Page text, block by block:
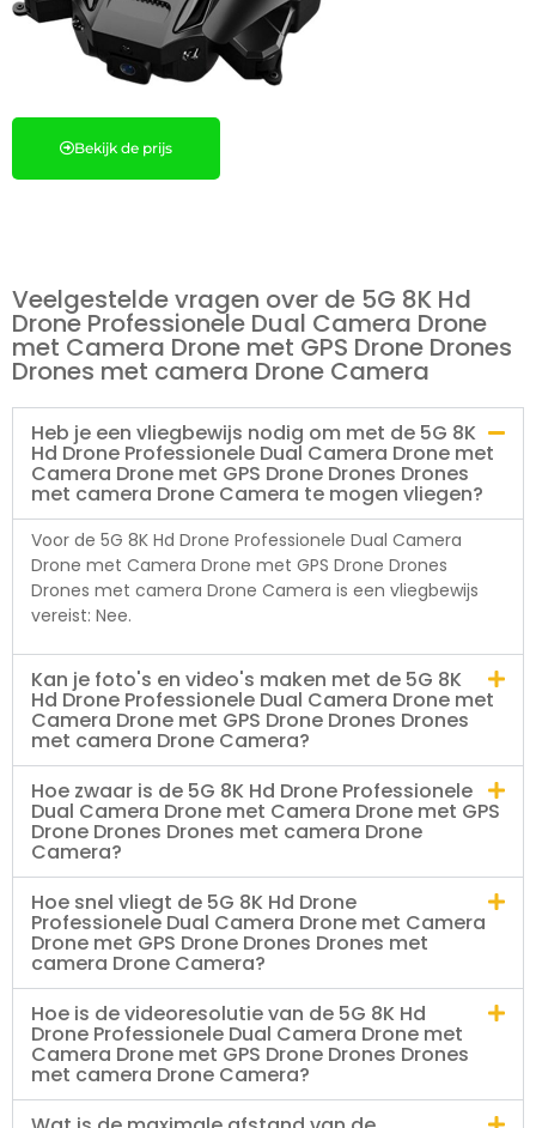
Bekijk de prijs
Veelgestelde vragen over de 5G 8K Hd
Drone Professionele Dual Camera Drone
met Camera Drone met GPS Drone Drones
Drones met camera Drone Camera
Heb je een vliegbewijs nodig om met de 5G 8K
Hd Drone Professionele Dual Camera Drone met
Camera Drone met GPS Drone Drones Drones
met camera Drone Camera te mogen vliegen?
Voor de 5G 8K Hd Drone Professionele Dual Camera
Drone met Camera Drone met GPS Drone Drones
Drones met camera Drone Camera is een vliegbewijs
vereist: Nee.
Kan je foto's en video's maken met de 5G 8K
Hd Drone Professionele Dual Camera Drone met
Camera Drone met GPS Drone Drones Drones
met camera Drone Camera?
Hoe zwaar is de 5G 8K Hd Drone Professionele
Dual Camera Drone met Camera Drone met GPS
Drone Drones Drones met camera Drone
Camera?
Hoe snel vliegt de 5G 8K Hd Drone
Professionele Dual Camera Drone met Camera
Drone met GPS Drone Drones Drones met
camera Drone Camera?
Hoe is de videoresolutie van de 5G 8K Hd
Drone Professionele Dual Camera Drone met
Camera Drone met GPS Drone Drones Drones
met camera Drone Camera?